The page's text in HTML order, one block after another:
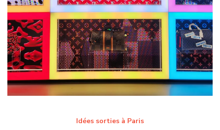
Idées sorties à Paris